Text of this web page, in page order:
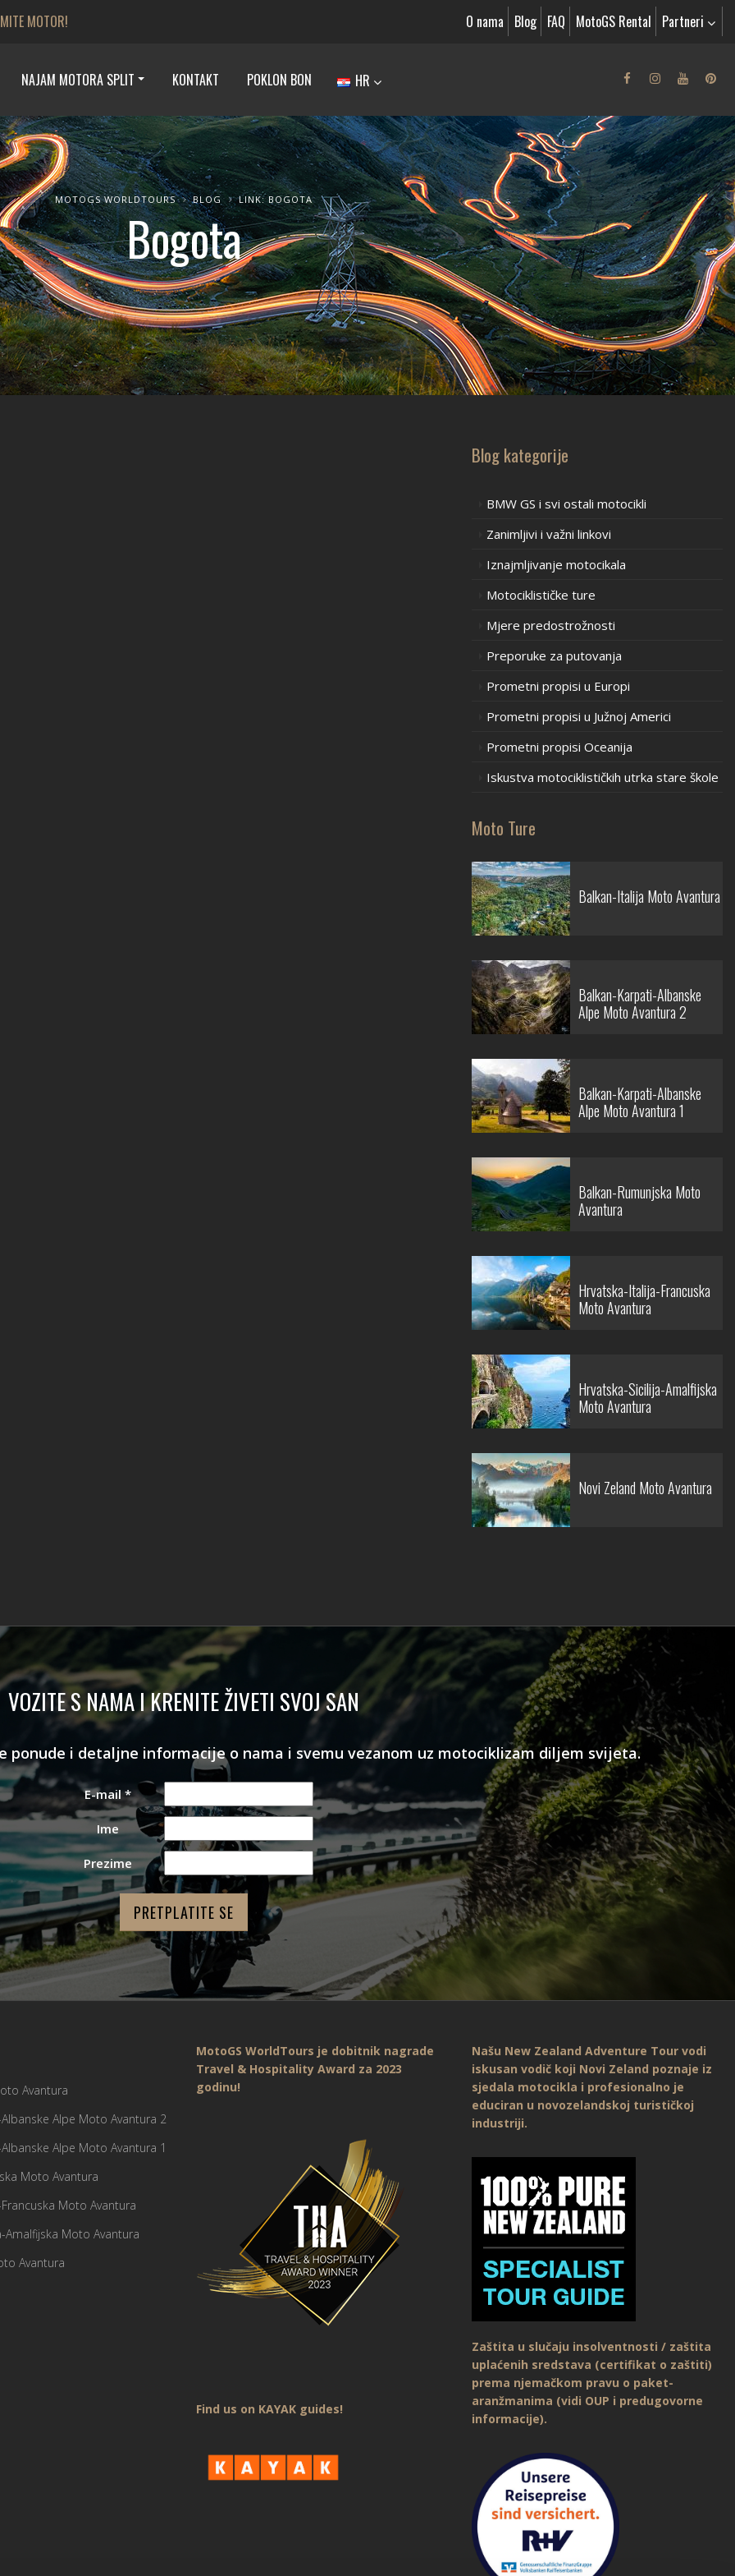
MOTOR! O nama Blog FAQ MotoGS Rental Partneri
NAJAM MOTORA SPLIT KONTAKT POKLON BON HR
MOTOGS WORLDTOURS BLOG LINK: BOGOTA
Bogota
Blog kategorije
BMW GS i svi ostali motocikli
Zanimljivi i važni linkovi
Iznajmljivanje motocikala
Motociklističke ture
Mjere predostrožnosti
Preporuke za putovanja
Prometni propisi u Europi
Prometni propisi u Južnoj Americi
Prometni propisi Oceanija
Iskustva motociklističkih utrka stare škole
Moto Ture
Balkan-Italija Moto Avantura
Balkan-Karpati-Albanske
Alpe Moto Avantura 2
Balkan-Karpati-Albanske
Alpe Moto Avantura 1
Balkan-Rumunjska Moto
Avantura
Hrvatska-Italija-Francuska
Moto Avantura
Hrvatska-Sicilija-Amalfijska
Moto Avantura
Novi Zeland Moto Avantura
VOZITE S NAMA I KRENITE ŽIVETI SVOJ SAN
i detaljne informacije o nama i svemu vezanom uz motociklizam diljem svijeta.
E-mail*
Ime
Prezime
Avantura
Alpe Moto Avantura 2
Alpe Moto Avantura 1
Moto Avantura
Moto Avantura
Amalfijska Moto Avantura
Avantura
MotoGS WorldTours je dobitnik nagrade
Travel & Hospitality Award za 2023
godinu!
Find us on KAYAK guides!
Našu New Zealand Adventure Tour vodi
iskusan vodič koji Novi Zeland poznaje iz
sjedala motocikla i profesionalno je
educiran u novozelandskoj turističkoj
industriji.
Zaštita u slučaju insolventnosti / zaštita
uplaćenih sredstava (certifikat o zaštiti)
prema njemačkom pravu o paket-
aranžmanima (vidi OUP i predugovorne
informacije).